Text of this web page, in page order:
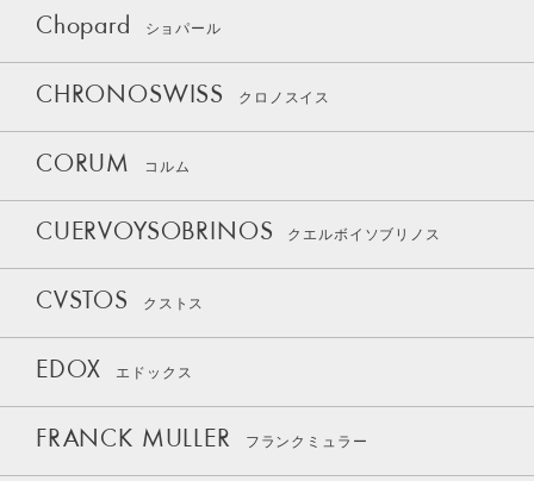
Chopard ショパール
CHRONOSWISS クロノスイス
CORUM コルム
CUERVOYSOBRINOS クエルボイソブリノス
CVSTOS クストス
EDOX エドックス
FRANCK MULLER フランクミュラー